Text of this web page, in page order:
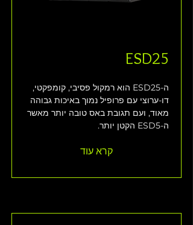
ESD25
ה-ESD25 הוא רמקול פסיבי, קומפקטי,
דו-ערוצי עם פרופיל נמוך באיכות גבוהה
מאוד, ועם תגובת באס טובה יותר מאשר
ה-ESD5 הקטן יותר.
קרא עוד